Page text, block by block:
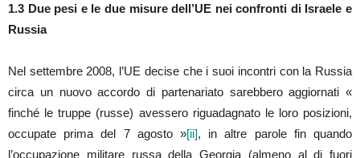
1.3 Due pesi e le due misure dell’UE nei confronti di Israele e
Russia
Nel settembre 2008, l’UE decise che i suoi incontri con la Russia
circa un nuovo accordo di partenariato sarebbero aggiornati «
finché le truppe (russe) avessero riguadagnato le loro posizioni,
occupate prima del 7 agosto »[ii], in altre parole fin quando
l’occupazione militare russa della Georgia (almeno al di fuori